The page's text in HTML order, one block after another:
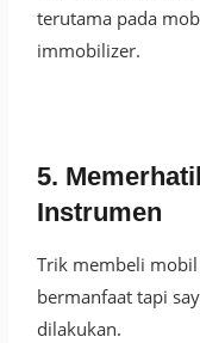
terutama pada
immobilizer.
5.
Instrumen
Trik membeli
bermanfaat tapi
dilakukan.